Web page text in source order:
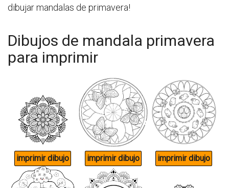
dibujar mandalas de primavera!
Dibujos de mandala primavera
para imprimir